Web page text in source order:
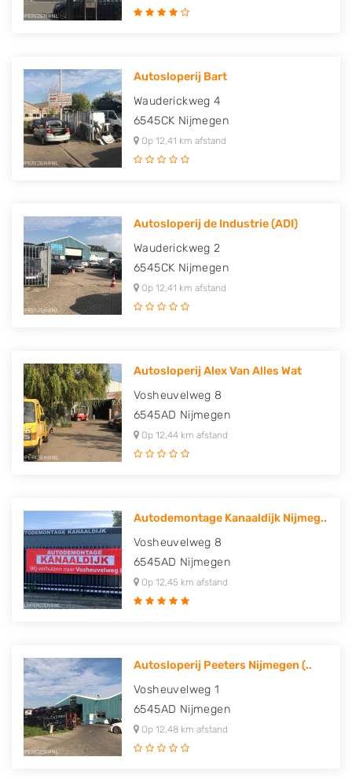
Autosloperij Bart
Wauderickweg 4
6545CK Nijmegen
Op 12,41 km afstand
Autosloperij de Industrie (ADI)
Wauderickweg 2
6545CK Nijmegen
Op 12,41 km afstand
Autosloperij Alex Van Alles Wat
Vosheuvelweg 8
6545AD Nijmegen
Op 12,44 km afstand
Autodemontage Kanaaldijk Nijmeg..
Vosheuvelweg 8
6545AD Nijmegen
Op 12,45 km afstand
Autosloperij Peeters Nijmegen (..
Vosheuvelweg 1
6545AD Nijmegen
Op 12,48 km afstand